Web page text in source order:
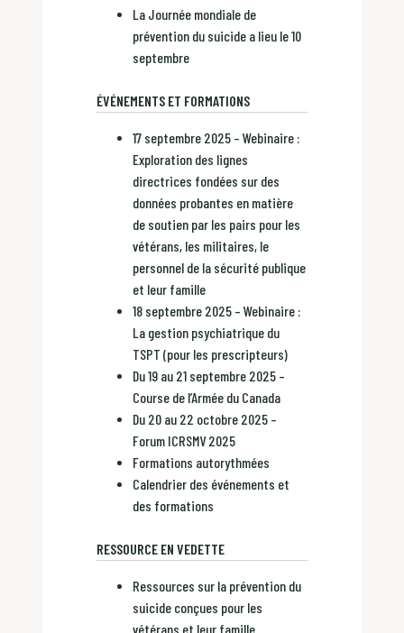
La Journée mondiale de
prévention du suicide a lieu le 10
septembre
ÉVÉNEMENTS ET FORMATIONS
17 septembre 2025 – Webinaire :
Exploration des lignes
directrices fondées sur des
données probantes en matière
de soutien par les pairs pour les
vétérans, les militaires, le
personnel de la sécurité publique
et leur famille
18 septembre 2025 – Webinaire :
La gestion psychiatrique du
TSPT (pour les prescripteurs)
Du 19 au 21 septembre 2025 –
Course de l’Armée du Canada
Du 20 au 22 octobre 2025 –
Forum ICRSMV 2025
Formations autorythmées
Calendrier des événements et
des formations
RESSOURCE EN VEDETTE
Ressources sur la prévention du
suicide conçues pour les
vétérans et leur famille